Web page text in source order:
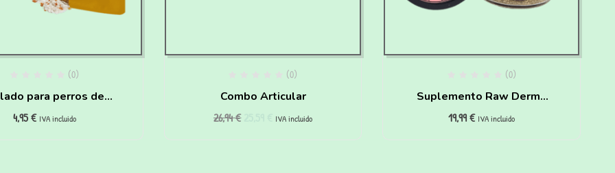
(0)
para perros de
Cake y Crema de
4,95€ IVA incluido
(0)
Combo Articular
26,94€ IVA incluido
(0)
Suplemento Raw Derma
para perros
19,99€ IVA incluido